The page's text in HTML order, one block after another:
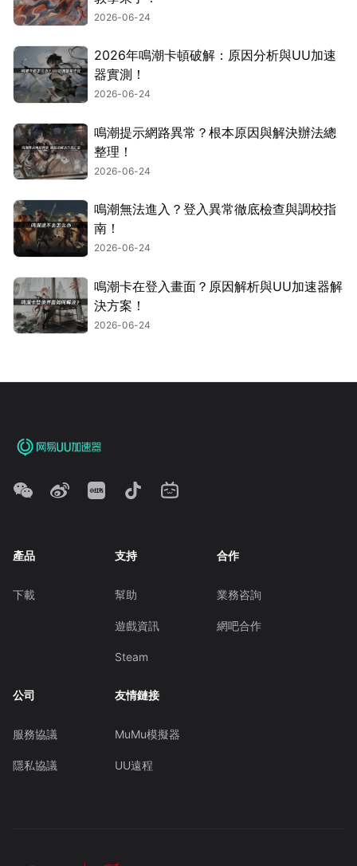
2026-06-24
2026年鳴潮卡頓破解：原因分析與UU加速
器實測！
2026-06-24
鳴潮提示網路異常？根本原因與解決辦法總
整理！
2026-06-24
鳴潮無法進入？登入異常徹底檢查與調校指
南！
2026-06-24
鳴潮卡在登入畫面？原因解析與UU加速器解
決方案！
2026-06-24
產品
下載
支持
幫助
遊戲資訊
Steam
合作
業務咨詢
網吧合作
公司
服務協議
隱私協議
友情鏈接
MuMu模擬器
UU遠程